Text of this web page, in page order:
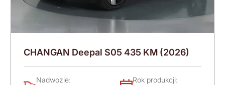
CHANGAN Deepal S05 435 KM (2026)
Nadwozie:
Rok produkcji: